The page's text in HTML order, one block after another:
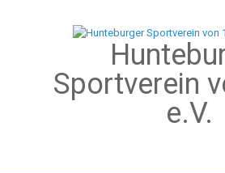
Sportverein
e.V.